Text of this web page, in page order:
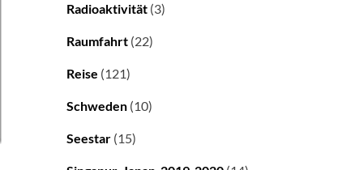
Radioaktivität (3)
Raumfahrt (22)
Reise (121)
Schweden (10)
Seestar (15)